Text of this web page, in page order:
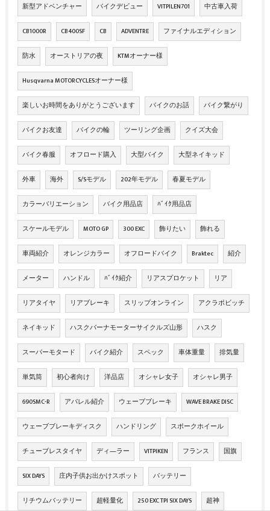
新型アドベンチャー バイクデビュー VITPILEN701 中古車入荷
CB1000R CB400SF CB ADVENTRE ファイナルエディション
防水 オーストリアの夜 KTMオーナー様
Husqvarna MOTORCYCLESオーナー様
楽しいお時間をありがとうございます バイクのお話 バイク繋がり
バイクお友達 バイクの輪 ツーリング企画 クイズ大会
バイク春服 オフロード購入 大型バイク 大型ネイキッド
外車 海外 S/Sモデル 202年モデル 春夏モデル
カラーバリエーション バイク用品店 ﾊﾞｲｸ用品店
スケールモデル MOTO GP 300 EXC 飾りたい 飾れる
車両紹介 オレンジカラー オフロードバイク Braktec 紹介
メーター ハンドル ﾊﾞｲｸ紹介 リアスプロケット リア
リアタイヤ リアブレーキ スリップオンライン アクラポビッチ
ネイキッド ハスクバーナモーターサイクルズ山形 ハスク
スーパーモタード バイク紹介 スペック 車体重量 排気量
単気筒 初心者向け 洋品店 オシャレ女子 オシャレ男子
690SMC-R アパレル紹介 ウェーブブレーキ WAVE BRAKE DISC
ウェーブブレーキディスク ハンドリング スポークホイール
チューブレスタイヤ ディ―ラー VITPIKEN フランス 国旗
SIX DAYS 庄内子供お出かけスポット バッテリー
リチウムバッテリー 超軽量化 250 EXC TPI SIX DAYS 超神